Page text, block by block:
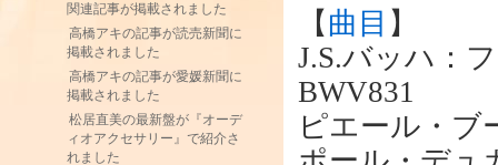
関連記事が掲載されました
高橋アキの記事が読売新聞に
掲載されました
高橋アキの記事が愛媛新聞に
掲載されました
松居直美の最新盤が『オーデ
ィオアクセサリー』で紹介さ
れました
【 曲目 】
J.S.バッハ：
BWV831
ピエール・ブ